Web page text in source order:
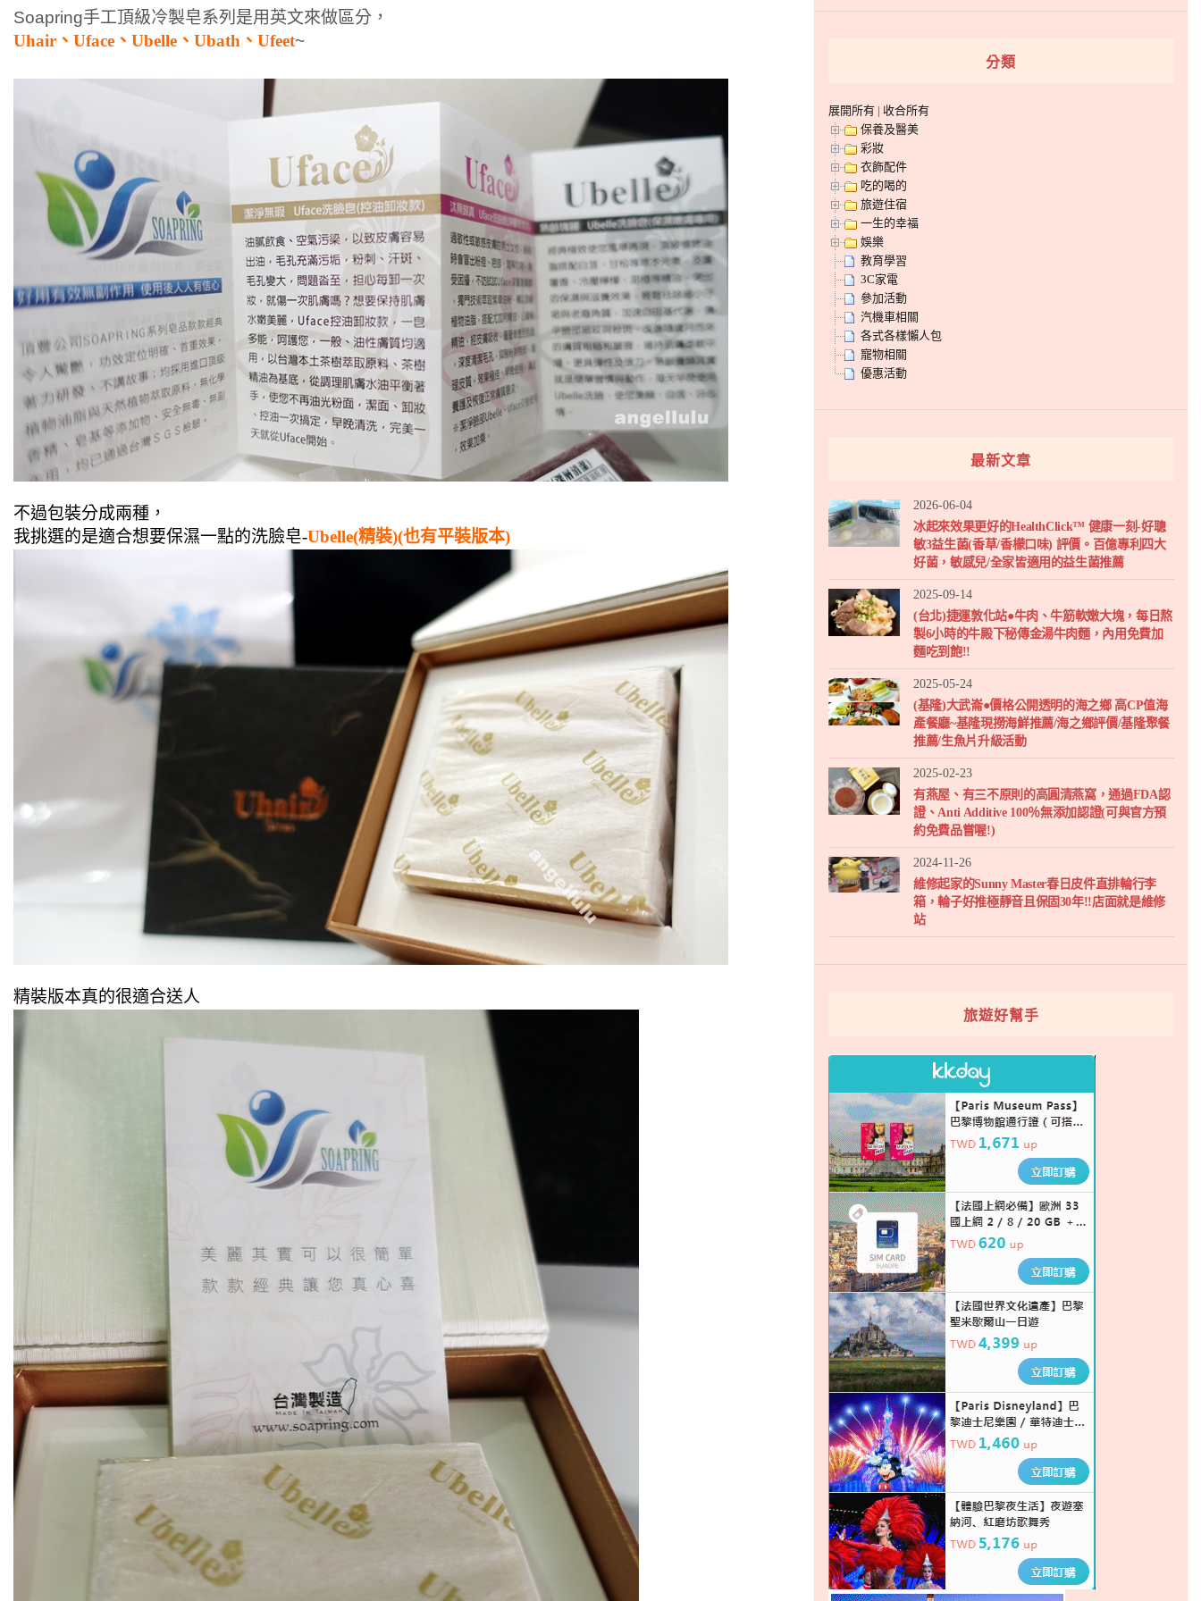
Soapring手工頂級冷製皂系列是用英文來做區分，
Uhair、Uface、Ubelle、Ubath、Ufeet~
不過包裝分成兩種，
我挑選的是適合想要保濕一點的洗臉皂-Ubelle(精裝)(也有平裝版本)
精裝版本真的很適合送人
分類
展開所有 | 收合所有
保養及醫美
彩妝
衣飾配件
吃的喝的
旅遊住宿
一生的幸福
娛樂
教育學習
3C家電
參加活動
汽機車相關
各式各樣懶人包
寵物相關
優惠活動
最新文章
2026-06-04
冰起來效果更好的HealthClick™ 健康一刻-好聰
敏3益生菌(香草/香檬口味) 評價。百億專利四大
好菌，敏感兒/全家皆適用的益生菌推薦
2025-09-14
(台北)捷運敦化站●牛肉、牛筋軟嫩大塊，每日熬
製6小時的牛殿下秘傳金湯牛肉麵，內用免費加
麵吃到飽!!
2025-05-24
(基隆)大武崙●價格公開透明的海之鄉 高CP值海
產餐廳~基隆現撈海鮮推薦/海之鄉評價/基隆聚餐
推薦/生魚片升級活動
2025-02-23
有燕屋、有三不原則的高圓清燕窩，通過FDA認
證、Anti Additive 100％無添加認證(可與官方預
約免費品嘗喔!)
2024-11-26
維修起家的Sunny Master春日皮件直排輪行李
箱，輪子好推極靜音且保固30年!!店面就是維修
站
旅遊好幫手